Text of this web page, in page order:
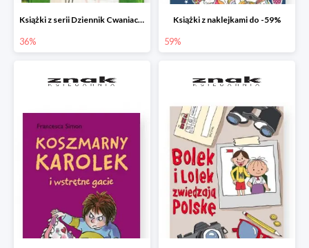
Książki z serii Dziennik Cwaniaczka
36%
Książki z naklejkami do -59%
59%